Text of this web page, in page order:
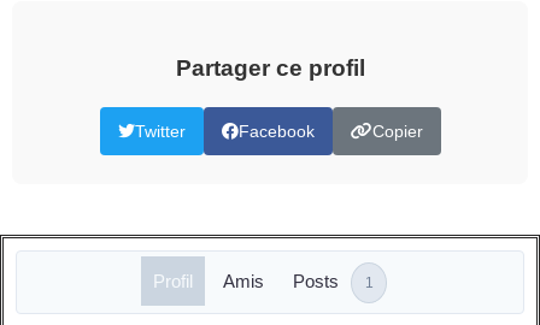
Partager ce profil
Twitter Facebook Copier
Profil Amis Posts 1